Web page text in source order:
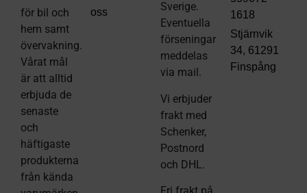
för bil och
hem samt
övervakning.
Vårat mål
är att alltid
erbjuda de
senaste
och
häftigaste
produkterna
från kända
oss
Sverige.
Eventuella
förseningar
meddelas
via mail.
Vi erbjuder
frakt med
Schenker,
Postnord
och DHL.
1618
Stjärnvik
34, 61291
Finspång